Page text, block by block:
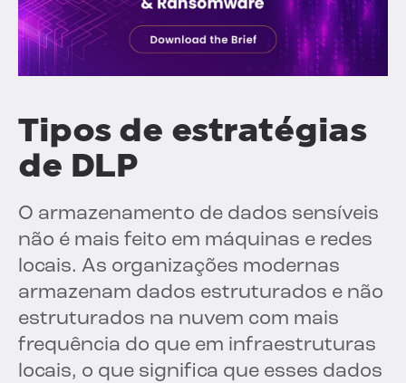
Tipos de estratégias
de DLP
O armazenamento de dados sensíveis
não é mais feito em máquinas e redes
locais. As organizações modernas
armazenam dados estruturados e não
estruturados na nuvem com mais
frequência do que em infraestruturas
locais, o que significa que esses dados